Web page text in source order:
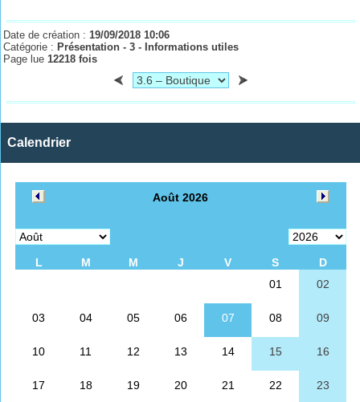
Date de création : 19/09/2018 10:06
Catégorie : Présentation - 3 - Informations utiles
Page lue 12218 fois
Calendrier